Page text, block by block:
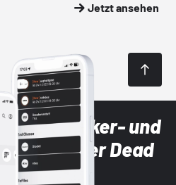
Jetzt ansehen
Sneaker- und
mit der Dead